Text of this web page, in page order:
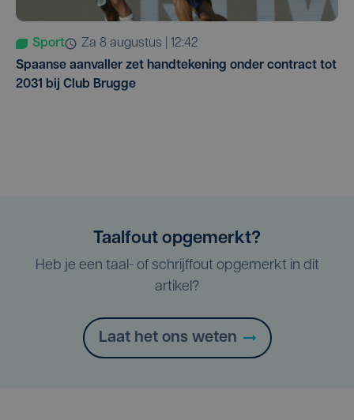
Sport
za 8 augustus | 12:42
Spaanse aanvaller zet handtekening onder contract tot
2031 bij Club Brugge
Taalfout opgemerkt?
Heb je een taal- of schrijffout opgemerkt in dit
artikel?
Laat het ons weten